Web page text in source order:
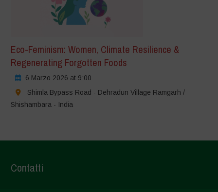
Eco-Feminism: Women, Climate Resilience &
Regenerating Forgotten Foods
6 Marzo 2026 at 9:00
Shimla Bypass Road - Dehradun Village Ramgarh /
Shishambara - India
Contatti